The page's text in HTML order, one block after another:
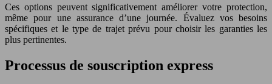
Ces options peuvent significativement améliorer votre protection,
même pour une assurance d’une journée. Évaluez vos besoins
spécifiques et le type de trajet prévu pour choisir les garanties les
plus pertinentes.
Processus de souscription express